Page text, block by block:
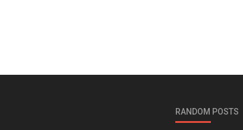
RANDOM POSTS